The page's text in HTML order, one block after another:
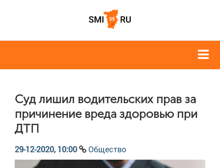
Суд лишил водительских прав за
причинение вреда здоровью при
ДТП
29-12-2020, 10:00 Общество